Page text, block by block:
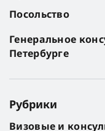
Посольство
Генеральное
Петербурге
Рубрики
Визовые и